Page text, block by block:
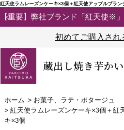
紅天使ラムレーズンケーキ×3個＋紅天使アップルブラ
【重要】弊社ブランド「紅天使※
初めてご購入され
蔵出し焼き芋か
ホーム > お菓子、ラテ・ポタージュ
> 紅天使ラムレーズンケーキ×3個＋紅
キ×3個